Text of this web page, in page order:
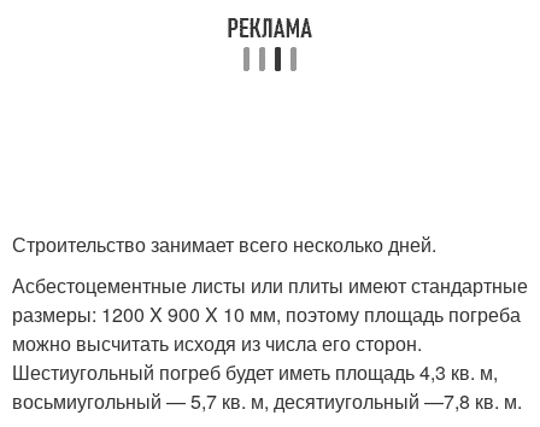
Строительство занимает всего несколько дней.
Асбестоцементные листы или плиты имеют стандартные
размеры: 1200 X 900 X 10 мм, поэтому площадь погреба
можно высчитать исходя из числа его сторон.
Шестиугольный погреб будет иметь площадь 4,3 кв. м,
восьмиугольный — 5,7 кв. м, десятиугольный —7,8 кв. м.